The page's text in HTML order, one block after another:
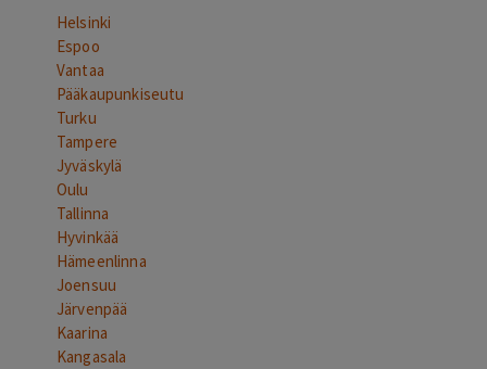
Helsinki
Espoo
Vantaa
Pääkaupunkiseutu
Turku
Tampere
Jyväskylä
Oulu
Tallinna
Hyvinkää
Hämeenlinna
Joensuu
Järvenpää
Kaarina
Kangasala